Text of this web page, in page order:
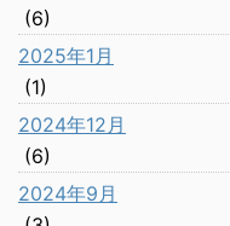
(6)
2025年1月
(1)
2024年12月
(6)
2024年9月